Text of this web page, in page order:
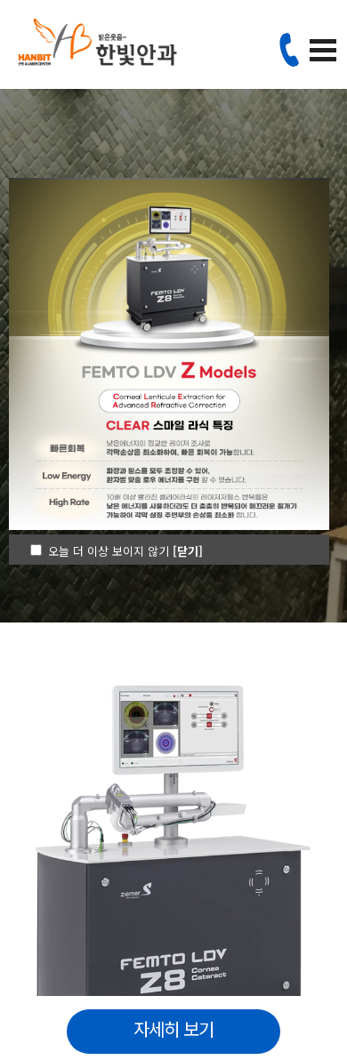
오늘 더 이상 보이지 않기 [닫기]
since 2000
24년의 풍부한 경험
한빛안과가 여러분들의
눈 지킴이가 되겠습니다.
자세히 보기